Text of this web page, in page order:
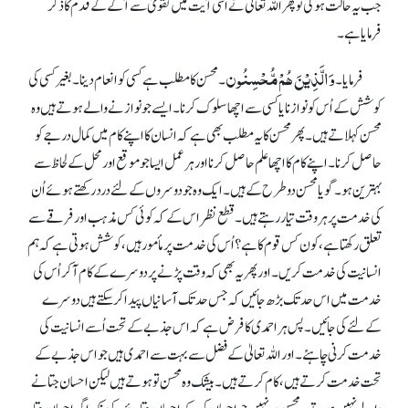
جب یہ حالت ہو گی تو پھر اللہ تعالیٰ نے اسی آیت میں تقویٰ سے آگے کے قدم کا ذکر
فرمایا ہے۔
فرمایا۔وَالَّذِیْنَ ہُمْ مُّحْسِنُون۔ محسن کا مطلب ہے کسی کو انعام دینا۔ بغیر کسی کی
کوشش کے اُس کو نوازنا یا کسی سے اچھا سلوک کرنا۔ ایسے جو نوازنے والے ہوتے ہیں وہ
محسن کہلاتے ہیں۔ پھر محسن کا یہ مطلب بھی ہے کہ انسان کا اپنے کام میں کمال درجے کو
حاصل کرنا۔ اپنے کام کا اچھا علم حاصل کرنا اور ہر عمل ایسا جو موقع اور محل کے لحاظ سے
بہترین ہو۔ گویا محسن دو طرح کے ہیں۔ ایک وہ جو دوسروں کے لئے درد رکھتے ہوئے اُن
کی خدمت پر ہر وقت تیار رہتے ہیں۔ قطع نظر اس کے کہ کوئی کس مذہب اور فرقے سے
تعلق رکھتا ہے، کون کس قوم کا ہے؟ اُس کی خدمت پر مأمور ہیں، کوشش ہوتی ہے کہ ہم
انسانیت کی خدمت کریں۔ اور پھر یہ بھی کہ وقت پڑنے پر دوسرے کے کام آ کر اُس کی
خدمت میں اس حد تک بڑھ جائیں کہ جس حد تک آسانیاں پیدا کر سکتے ہیں دوسرے
کے لئے کی جائیں۔ پس ہر احمدی کا فرض ہے کہ اس جذبے کے تحت اُسے انسانیت کی
خدمت کرنی چاہئے۔ اور اللہ تعالیٰ کے فضل سے بہت سے احمدی ہیں جو اس جذبے کے
تحت خدمت کرتے ہیں، کام کرتے ہیں۔ بیشک وہ محسن تو ہوتے ہیں لیکن احسان جتانے